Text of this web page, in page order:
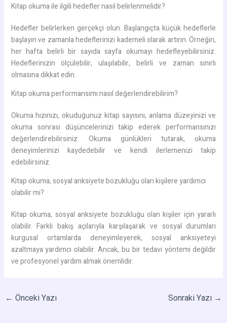
Kitap okuma ile ilgili hedefler nasıl belirlenmelidir?
Hedefler belirlerken gerçekçi olun. Başlangıçta küçük hedeflerle
başlayın ve zamanla hedeflerinizi kademeli olarak artırın. Örneğin,
her hafta belirli bir sayıda sayfa okumayı hedefleyebilirsiniz.
Hedeflerinizin ölçülebilir, ulaşılabilir, belirli ve zaman sınırlı
olmasına dikkat edin.
Kitap okuma performansımı nasıl değerlendirebilirim?
Okuma hızınızı, okuduğunuz kitap sayısını, anlama düzeyinizi ve
okuma sonrası düşüncelerinizi takip ederek performansınızı
değerlendirebilirsiniz. Okuma günlükleri tutarak, okuma
deneyimlerinizi kaydedebilir ve kendi ilerlemenizi takip
edebilirsiniz.
Kitap okuma, sosyal anksiyete bozukluğu olan kişilere yardımcı
olabilir mi?
Kitap okuma, sosyal anksiyete bozukluğu olan kişiler için yararlı
olabilir. Farklı bakış açılarıyla karşılaşarak ve sosyal durumları
kurgusal ortamlarda deneyimleyerek, sosyal anksiyeteyi
azaltmaya yardımcı olabilir. Ancak, bu bir tedavi yöntemi değildir
ve profesyonel yardım almak önemlidir.
← Önceki Yazı Sonraki Yazı →